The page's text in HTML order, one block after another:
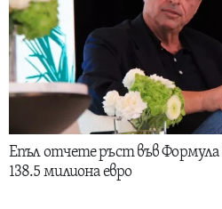
Епъл отчете ръст във Формула
138.5 милиона евро